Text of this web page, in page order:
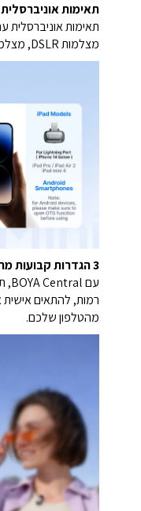
תאימות אוניברסלית
מצלמות DSLR, מצלמות אקשן ומחשבים ניידים.
3 הגדרות קבועות מראש של EQ
מהטלפון שלכם.